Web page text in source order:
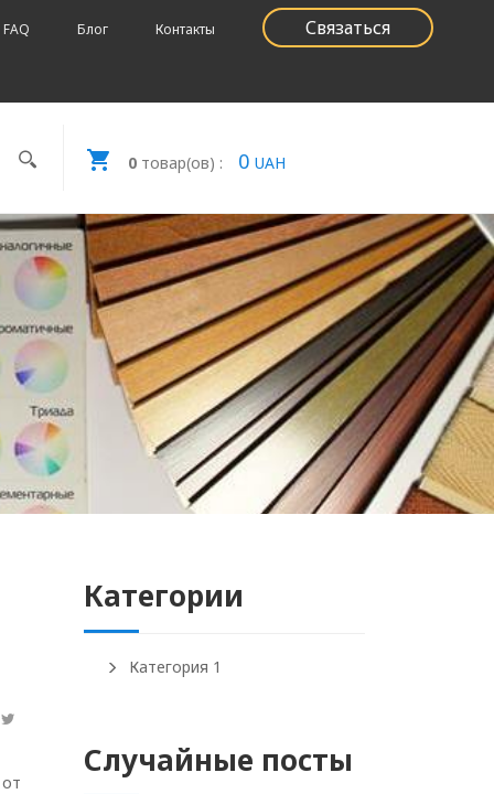
FAQ Блог Контакты Связаться
0товар(ов) : 0 UAH
Категории
Категория 1
Случайные посты